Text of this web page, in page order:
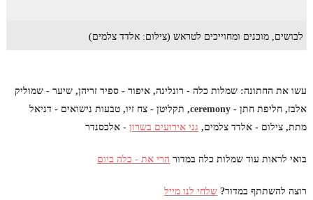
לבושים, מוכנים ומחוייכים לטראש (צילום: אלדד צלמים)
עשו את החתונה: שמלות כלה - רונלינה, איפור - ספיר זריהן, שיער - שמוליק
אלבז, חליפת חתן - ceremony, תקליטן - צח זיו, טבעות נישואים - דניאל
מתת, צילום - אלדד צלמים, גני אירועים בשרון- אלכסנדר
בואי לראות עוד שמלות כלה במדור הרי את - כלה ביום
רוצה להשתתף במדור? שלחי לנו מייל